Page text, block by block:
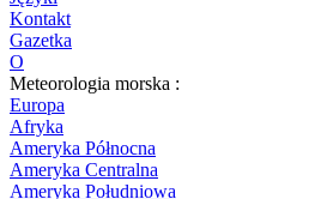
Kontakt
Gazetka
O
Meteorologia morska :
Europa
Afryka
Ameryka Północna
Ameryka Centralna
Ameryka Południowa